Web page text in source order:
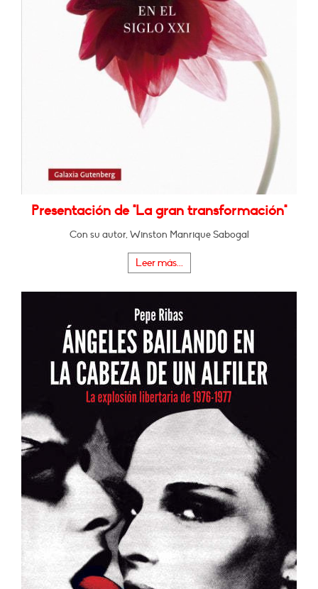
Presentación de "La gran transformación"
Con su autor, Winston Manrique Sabogal
Leer más...